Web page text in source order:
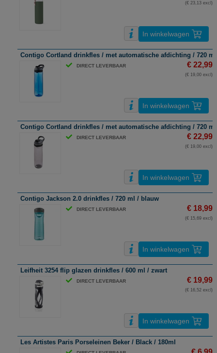
(€ 23,13 excl)
In winkelwagen
Contigo Cortland drinkfles / met automatische afdichting / 720
DIRECT LEVERBAAR € 22,99
(€ 19,00 excl)
In winkelwagen
Contigo Cortland drinkfles / met automatische afdichting / 720
DIRECT LEVERBAAR € 22,99
(€ 19,00 excl)
In winkelwagen
Contigo Jackson 2.0 drinkfles / 720 ml / blauw
DIRECT LEVERBAAR € 18,99
(€ 15,69 excl)
In winkelwagen
Leifheit 3254 flip glazen drinkfles / 600 ml / zwart
DIRECT LEVERBAAR € 19,99
(€ 16,52 excl)
In winkelwagen
Les Artistes Paris Porseleinen Beker / Black / 180ml